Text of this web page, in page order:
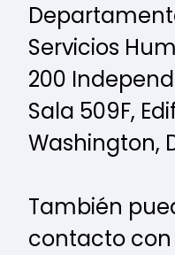
Servicios
200
Sala 509F,
Washington,
También
contacto